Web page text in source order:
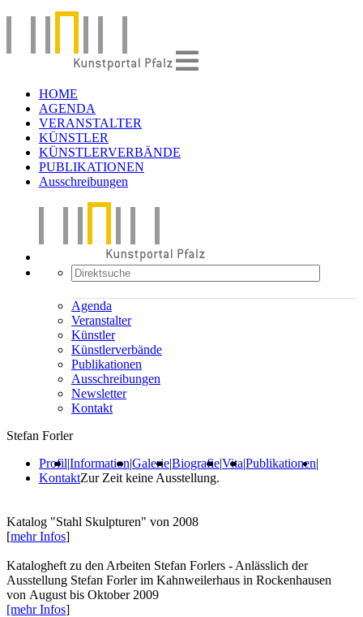
HOME
AGENDA
VERANSTALTER
KÜNSTLER
KÜNSTLERVERBÄNDE
PUBLIKATIONEN
Ausschreibungen
Agenda
Veranstalter
Künstler
Künstlerverbände
Publikationen
Ausschreibungen
Newsletter
Kontakt
Stefan Forler
Profil|Information|Galerie|Biografie|Vita|Publikationen|
KontaktZur Zeit keine Ausstellung.
Katalog "Stahl Skulpturen" von 2008
[mehr Infos]
Katalogheft zu den Arbeiten Stefan Forlers - Anlässlich der
Ausstellung Stefan Forler im Kahnweilerhaus in Rockenhausen
von August bis Oktober 2009
[mehr Infos]